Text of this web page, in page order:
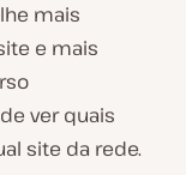
mais
e mais
ver quais
site da rede.